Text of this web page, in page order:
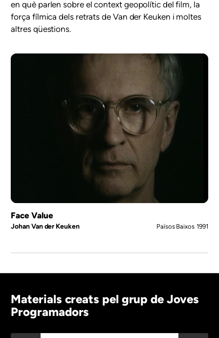
en què parlen sobre el context geopolític del film, la
força fílmica dels retrats de Van der Keuken i moltes
altres qüestions.
Face Value
Johan Van der Keuken Països Baixos 1991
Materials creats pel grup de Joves
Programadors